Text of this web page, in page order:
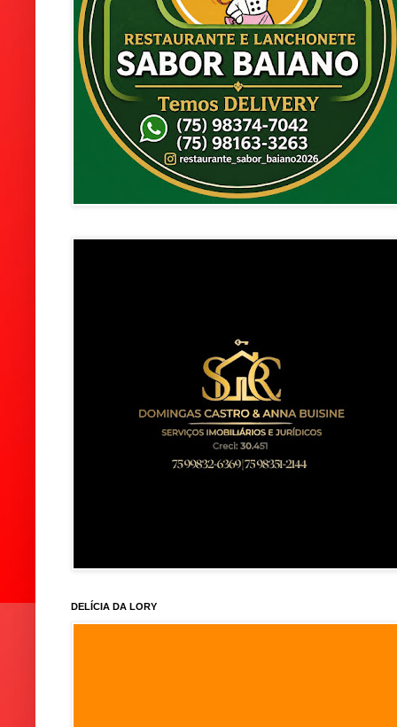
DELÍCIA DA LORY